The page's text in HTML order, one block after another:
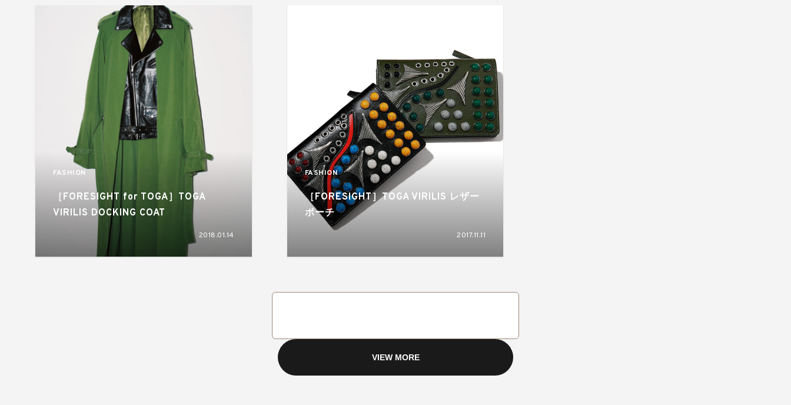
FASHION
［FORESIGHT for TOGA］TOGA
VIRILIS DOCKING COAT
2018.01.14
FASHION
［FORESIGHT］TOGA VIRILIS レザー
ポーチ
2017.11.11
VIEW MORE